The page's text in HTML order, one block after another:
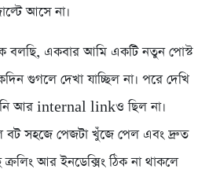
আসে না।
বলছি, একবার আমি একটি নতুন পোস্ট
গুগলে দেখা যাচ্ছিল না। পরে দেখি
আর internal linkও ছিল না।
সহজে পেজটা খুঁজে পেল এবং দ্রুত
আর ইনডেক্সিং ঠিক না থাকলে